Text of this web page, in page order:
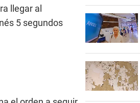
llegar al
5 segundos